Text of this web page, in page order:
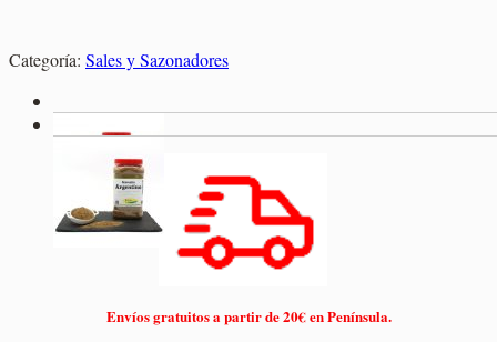
Categoría: Sales y Sazonadores
Envíos gratuitos a partir de 20€ en Península.